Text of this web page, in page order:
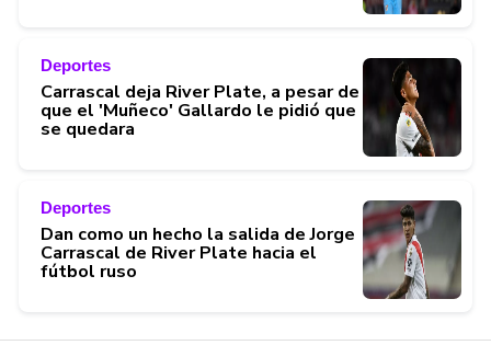
Deportes
Carrascal deja River Plate, a pesar de
que el 'Muñeco' Gallardo le pidió que
se quedara
Deportes
Dan como un hecho la salida de Jorge
Carrascal de River Plate hacia el
fútbol ruso